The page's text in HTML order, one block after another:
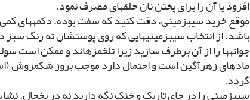
افزود یا آن را براى پختن نان حلقه‏اى مصرف نمود.
موقع خرید سیب‏زمینى، دقت کنید که سفت بوده، دکمه‏هاى
باشد. از انتخاب سیب‏زمینى‏هایى که روى پوست‏شان ته رنگ سبز
جوانه‏ها را از آن برطرف سازید زیرا تلخ‏مزه‏اند و ممکن است
ماده‏اى زهرآگین است و احتمال دارد موجب بروز شکم‏روش
گردد.